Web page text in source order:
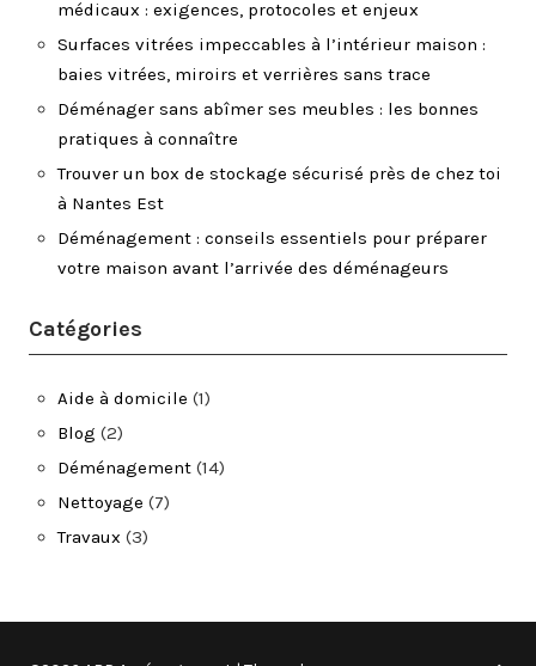
médicaux : exigences, protocoles et enjeux
Surfaces vitrées impeccables à l’intérieur maison :
baies vitrées, miroirs et verrières sans trace
Déménager sans abîmer ses meubles : les bonnes
pratiques à connaître
Trouver un box de stockage sécurisé près de chez toi
à Nantes Est
Déménagement : conseils essentiels pour préparer
votre maison avant l’arrivée des déménageurs
Catégories
Aide à domicile (1)
Blog (2)
Déménagement (14)
Nettoyage (7)
Travaux (3)